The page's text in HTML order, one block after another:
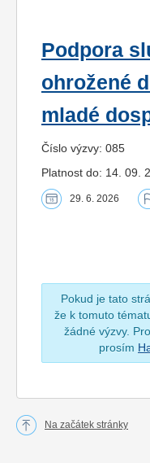
Podpora
ohrožené
mladé
Číslo výzvy: 085
Platnost do: 14. 09.
29. 6. 2026
Pokud je tato
že k tomuto
žádné výzvy.
prosím
Na začátek stránky